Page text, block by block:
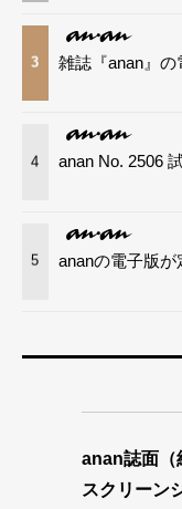
3 雑誌『anan』の
4 anan No. 2506
5 ananの電子版が
anan誌面（
スクリーン